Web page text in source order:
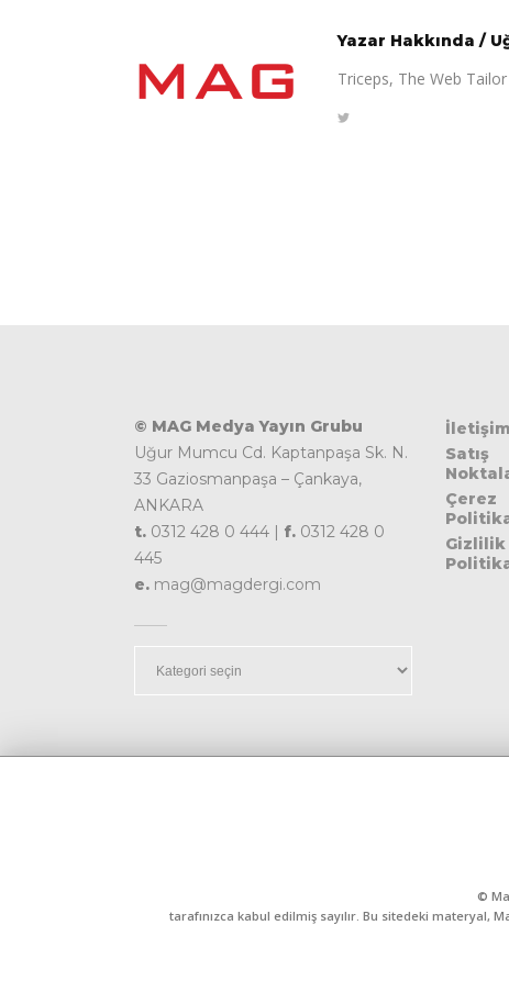
Yazar Hakkında /
Triceps, The Web
© MAG Medya Yayın Grubu
Uğur Mumcu Cd. Kaptanpaşa Sk. N.
33 Gaziosmanpaşa – Çankaya,
ANKARA
t. 0312 428 0 444 | f. 0312 428 0
445
e. mag@magdergi.com
İletişim
Satış
Çerez
Gizlilik
©
tarafınızca kabul edilmiş sayılır. Bu sitedeki materyal,